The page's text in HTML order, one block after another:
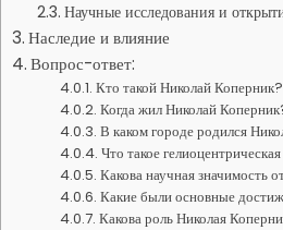
Научные исследования и
Наследие и влияние
Вопрос-ответ:
Кто такой Николай Коперник?
Когда жил Николай
В каком городе родился
Что такое
Какова научная значимость
Какие были основные
Какова роль Николая